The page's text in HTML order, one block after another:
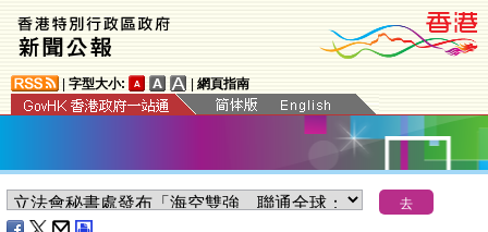
字型大小: 網頁指南